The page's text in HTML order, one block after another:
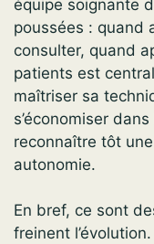
équipe soignante
poussées : quand
consulter, quand
patients est
maîtriser sa
s’économiser
reconnaître tôt
autonomie.
En bref, ce sont
freinent